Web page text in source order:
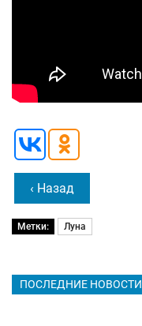
‹ Назад
Метки: Луна
ПОСЛЕДНИЕ НОВОСТИ